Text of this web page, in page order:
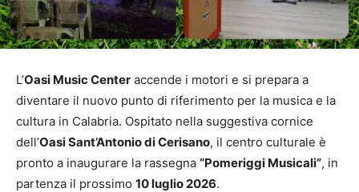
L’Oasi Music Center accende i motori e si prepara a
diventare il nuovo punto di riferimento per la musica e la
cultura in Calabria. Ospitato nella suggestiva cornice
dell’Oasi Sant’Antonio di Cerisano, il centro culturale è
pronto a inaugurare la rassegna “Pomeriggi Musicali”, in
partenza il prossimo 10 luglio 2026.